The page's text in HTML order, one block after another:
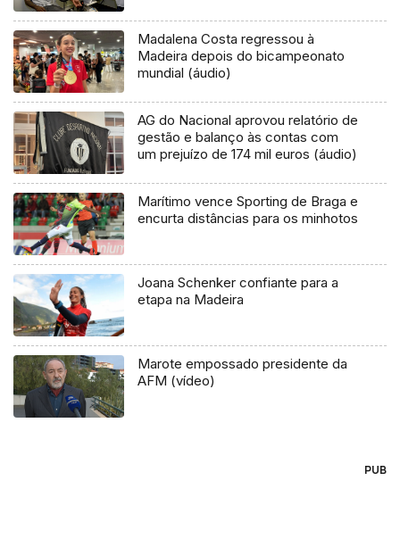
Madalena Costa regressou à
Madeira depois do bicampeonato
mundial (áudio)
AG do Nacional aprovou relatório de
gestão e balanço às contas com
um prejuízo de 174 mil euros (áudio)
Marítimo vence Sporting de Braga e
encurta distâncias para os minhotos
Joana Schenker confiante para a
etapa na Madeira
Marote empossado presidente da
AFM (vídeo)
PUB